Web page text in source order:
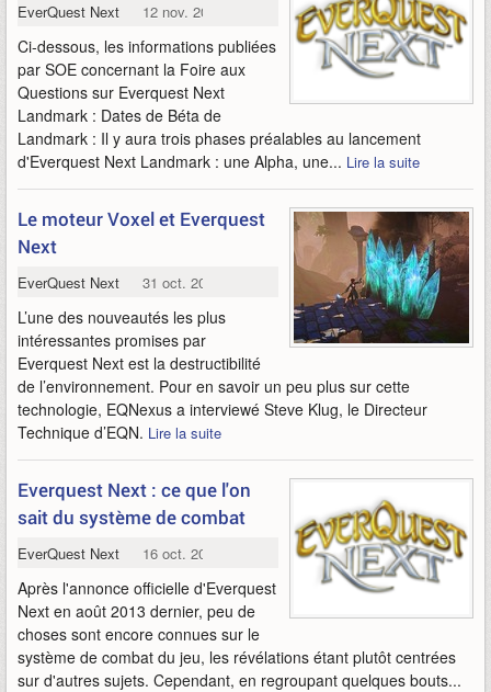
EverQuest Next 12 nov. 2013
Ci-dessous, les informations publiées
par SOE concernant la Foire aux
Questions sur Everquest Next
Landmark : Dates de Béta de
Landmark : Il y aura trois phases préalables au lancement
d'Everquest Next Landmark : une Alpha, une... Lire la suite
Le moteur Voxel et Everquest
Next
EverQuest Next 31 oct. 2013
L’une des nouveautés les plus
intéressantes promises par
Everquest Next est la destructibilité
de l’environnement. Pour en savoir un peu plus sur cette
technologie, EQNexus a interviewé Steve Klug, le Directeur
Technique d’EQN. Lire la suite
Everquest Next : ce que l'on
sait du système de combat
EverQuest Next 16 oct. 2013
Après l'annonce officielle d'Everquest
Next en août 2013 dernier, peu de
choses sont encore connues sur le
système de combat du jeu, les révélations étant plutôt centrées
sur d'autres sujets. Cependant, en regroupant quelques bouts...